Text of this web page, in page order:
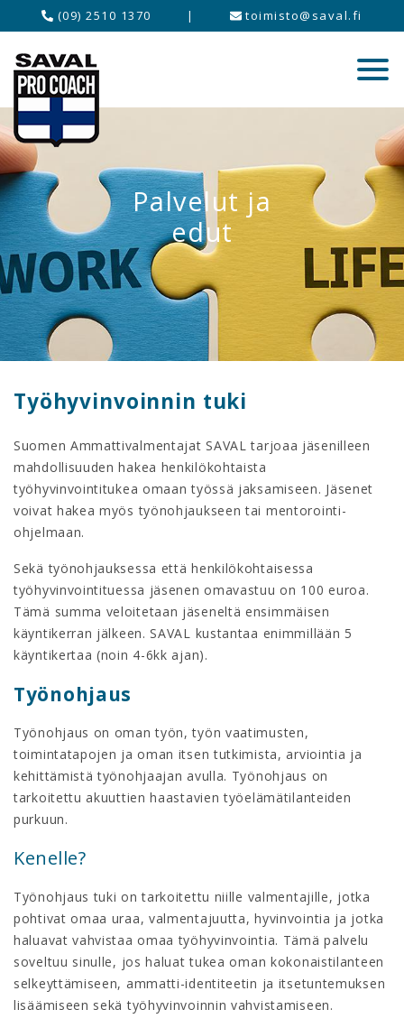
(09) 2510 1370 | toimisto@saval.fi
Palvelut ja
edut
Työhyvinvoinnin tuki
Suomen Ammattivalmentajat SAVAL tarjoaa jäsenilleen
mahdollisuuden hakea henkilökohtaista
työhyvinvointitukea omaan työssä jaksamiseen. Jäsenet
voivat hakea myös työnohjaukseen tai mentorointi-
ohjelmaan.
Sekä työnohjauksessa että henkilökohtaisessa
työhyvinvointituessa jäsenen omavastuu on 100 euroa.
Tämä summa veloitetaan jäseneltä ensimmäisen
käyntikerran jälkeen. SAVAL kustantaa enimmillään 5
käyntikertaa (noin 4-6kk ajan).
Työnohjaus
Työnohjaus on oman työn, työn vaatimusten,
toimintatapojen ja oman itsen tutkimista, arviointia ja
kehittämistä työnohjaajan avulla. Työnohjaus on
tarkoitettu akuuttien haastavien työelämätilanteiden
purkuun.
Kenelle?
Työnohjaus tuki on tarkoitettu niille valmentajille, jotka
pohtivat omaa uraa, valmentajuutta, hyvinvointia ja jotka
haluavat vahvistaa omaa työhyvinvointia. Tämä palvelu
soveltuu sinulle, jos haluat tukea oman kokonaistilanteen
selkeyttämiseen, ammatti-identiteetin ja itsetuntemuksen
lisäämiseen sekä työhyvinvoinnin vahvistamiseen.